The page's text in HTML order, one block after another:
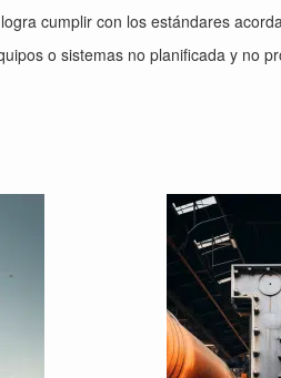
cumplir con los estándares
o sistemas no planificada y no